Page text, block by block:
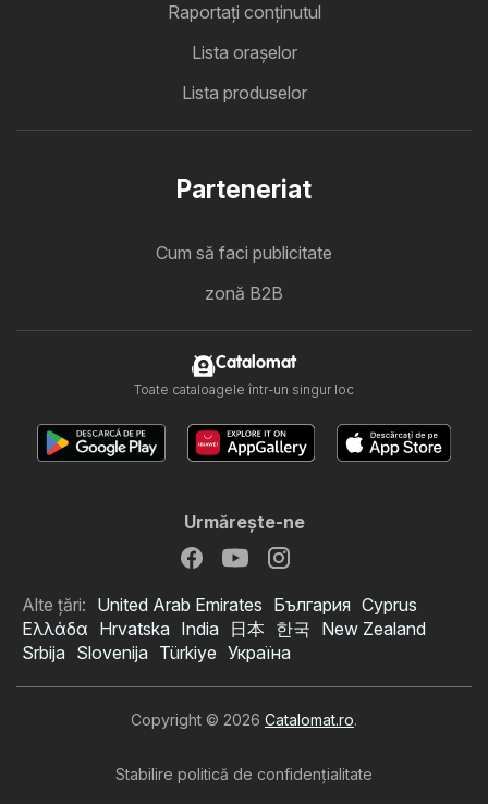
Raportați conținutul
Lista oraşelor
Lista produselor
Parteneriat
Cum să faci publicitate
zonă B2B
Catalomat
Toate cataloagele într-un singur loc
Urmăreşte-ne
Alte țări: United Arab Emirates България Cyprus
Ελλάδα Hrvatska India 日本 한국 New Zealand
Srbija Slovenija Türkiye Україна
Copyright © 2026 Catalomat.ro.
Stabilire politică de confidenţialitate